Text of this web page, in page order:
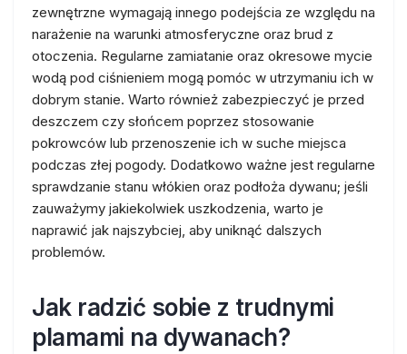
zewnętrzne wymagają innego podejścia ze względu na
narażenie na warunki atmosferyczne oraz brud z
otoczenia. Regularne zamiatanie oraz okresowe mycie
wodą pod ciśnieniem mogą pomóc w utrzymaniu ich w
dobrym stanie. Warto również zabezpieczyć je przed
deszczem czy słońcem poprzez stosowanie
pokrowców lub przenoszenie ich w suche miejsca
podczas złej pogody. Dodatkowo ważne jest regularne
sprawdzanie stanu włókien oraz podłoża dywanu; jeśli
zauważymy jakiekolwiek uszkodzenia, warto je
naprawić jak najszybciej, aby uniknąć dalszych
problemów.
Jak radzić sobie z trudnymi
plamami na dywanach?